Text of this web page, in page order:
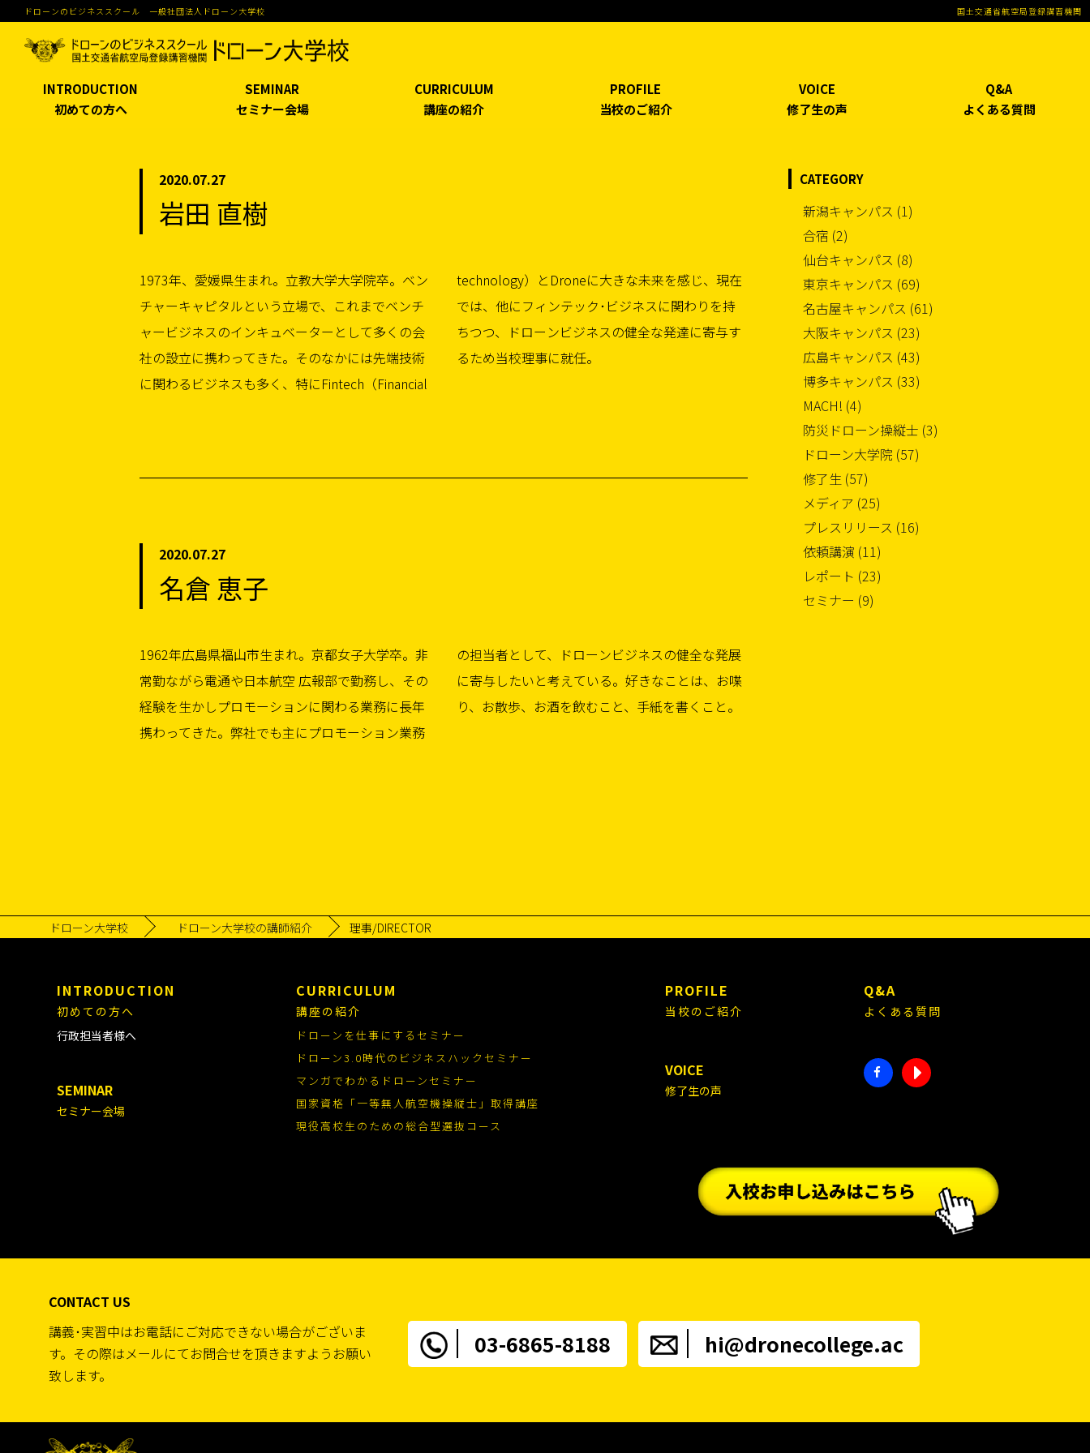
ドローンのビジネススクール 一般社団法人ドローン大学校 国土交通省航空局登録講習機関
INTRODUCTION
初めての方へ
SEMINAR
セミナー会場
CURRICULUM
講座の紹介
PROFILE
当校のご紹介
VOICE
修了生の声
Q&A
よくある質問
2020.07.27
岩田 直樹
1973年、愛媛県生まれ。立教大学大学院卒。ベン
チャーキャピタルという立場で、これまでベンチ
ャービジネスのインキュベーターとして多くの会
社の設立に携わってきた。そのなかには先端技術
に関わるビジネスも多く、特にFintech（Financial
technology）とDroneに大きな未来を感じ、現在
では、他にフィンテック･ビジネスに関わりを持
ちつつ、ドローンビジネスの健全な発達に寄与す
るため当校理事に就任。
2020.07.27
名倉 恵子
1962年広島県福山市生まれ。京都女子大学卒。非
常勤ながら電通や日本航空 広報部で勤務し、その
経験を生かしプロモーションに関わる業務に長年
携わってきた。弊社でも主にプロモーション業務
の担当者として、ドローンビジネスの健全な発展
に寄与したいと考えている。好きなことは、お喋
り、お散歩、お酒を飲むこと、手紙を書くこと。
CATEGORY
新潟キャンパス (1)
合宿 (2)
仙台キャンパス (8)
東京キャンパス (69)
名古屋キャンパス (61)
大阪キャンパス (23)
広島キャンパス (43)
博多キャンパス (33)
MACH! (4)
防災ドローン操縦士 (3)
ドローン大学院 (57)
修了生 (57)
メディア (25)
プレスリリース (16)
依頼講演 (11)
レポート (23)
セミナー (9)
ドローン大学校 ドローン大学校の講師紹介 理事/DIRECTOR
INTRODUCTION
初めての方へ
行政担当者様へ
SEMINAR
セミナー会場
CURRICULUM
講座の紹介
ドローンを仕事にするセミナー
ドローン3.0時代のビジネスハックセミナー
マンガでわかるドローンセミナー
国家資格「一等無人航空機操縦士」取得講座
現役高校生のための総合型選抜コース
PROFILE
当校のご紹介
VOICE
修了生の声
Q&A
よくある質問
CONTACT US
講義･実習中はお電話にご対応できない場合がございま
す。その際はメールにてお問合せを頂きますようお願い
致します。
03-6865-8188 hi@dronecollege.ac